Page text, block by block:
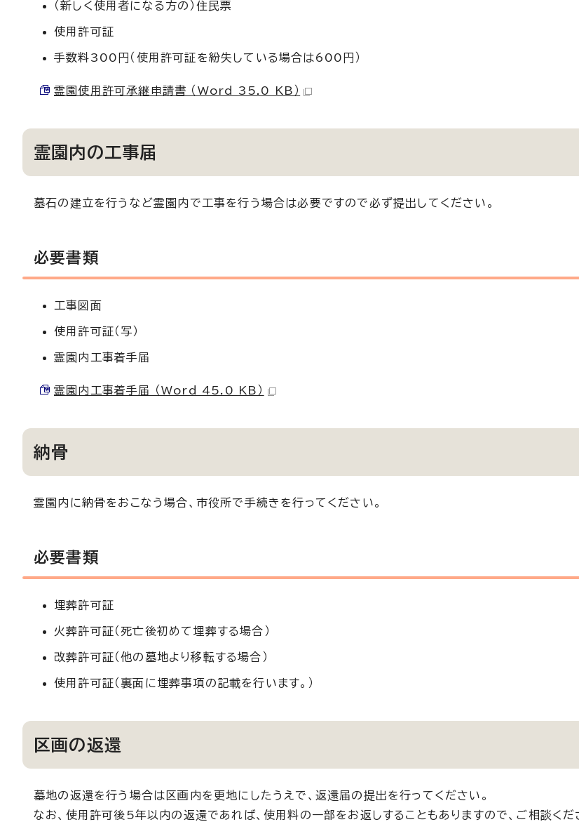
（新しく使用者になる方の）住民票
使用許可証
手数料300円（使用許可証を紛失している場合は600円）
霊園使用許可承継申請書 （Word 35.0 KB）
霊園内の工事届
墓石の建立を行うなど霊園内で工事を行う場合は必要ですので必ず提出してください。
必要書類
工事図面
使用許可証（写）
霊園内工事着手届
霊園内工事着手届 （Word 45.0 KB）
納骨
霊園内に納骨をおこなう場合、市役所で手続きを行ってください。
必要書類
埋葬許可証
火葬許可証（死亡後初めて埋葬する場合）
改葬許可証（他の墓地より移転する場合）
使用許可証（裏面に埋葬事項の記載を行います。）
区画の返還
墓地の返還を行う場合は区画内を更地にしたうえで、返還届の提出を行ってください。
なお、使用許可後5年以内の返還であれば、使用料の一部をお返しすることもありますので、ご相談くだ